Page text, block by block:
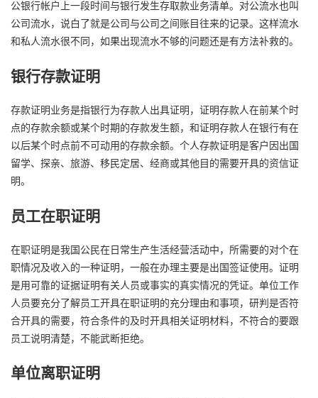
公银行帐户上一段时间与银行发生存取款业务清单。对公流水也叫
公司流水，说白了就是公司与公司之间账目往来的记录。这样流水
和私人流水很不同，如果出现流水不够的问题还是有方法补救的。
银行存款证明
存款证明业务是指银行为存款人出具证明，证明存款人在前某个时
点的存款余额或某个时期的存款发生额，和证明存款人在银行有在
以后某个时点前不可动用的存款余额。个人存款证明是客户因出国
留学、探亲、旅游、移民定居、经商或其他目的需要开具的资信证
明。
员工在职证明
在职证明是我国公民在日常生产生活经营活动中，所需要的对个在
职情况及收入的一种证明，一般在办理主要是出国签证使用。证明
是用可靠的证据证明有关人员或事实的真实情况的凭证。单位工作
人员要充分了解员工开具在职证明的充分理由和事项，研判是否符
合开具的需要，符合条件的及时开具相关证明材料，不符合的要跟
员工说明清楚，不能武断拒绝。
单位离职证明